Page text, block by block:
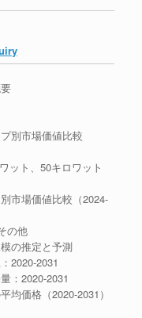
別市場価値比較
ット、50キロワット
市場価値比較（2024-
の他
の推定と予測
2020-2031
：2020-2031
均価格（2020-2031）